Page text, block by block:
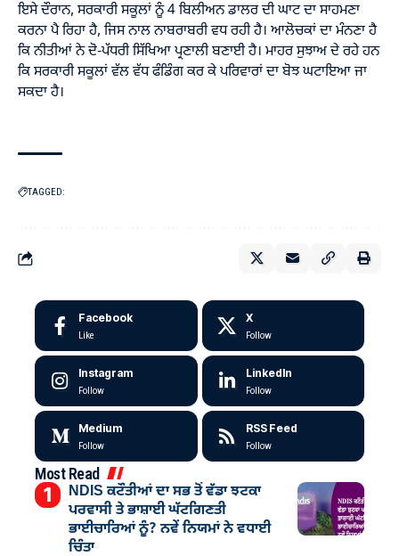
ਇਸੇ ਦੌਰਾਨ, ਸਰਕਾਰੀ ਸਕੂਲਾਂ ਨੂੰ 4 ਬਿਲੀਅਨ ਡਾਲਰ ਦੀ ਘਾਟ ਦਾ ਸਾਹਮਣਾ
ਕਰਨਾ ਪੈ ਰਿਹਾ ਹੈ, ਜਿਸ ਨਾਲ ਨਾਬਰਾਬਰੀ ਵਧ ਰਹੀ ਹੈ। ਆਲੋਚਕਾਂ ਦਾ ਮੰਨਣਾ ਹੈ
ਕਿ ਨੀਤੀਆਂ ਨੇ ਦੋ-ਪੱਧਰੀ ਸਿੱਖਿਆ ਪ੍ਰਣਾਲੀ ਬਣਾਈ ਹੈ। ਮਾਹਰ ਸੁਝਾਅ ਦੇ ਰਹੇ ਹਨ
ਕਿ ਸਰਕਾਰੀ ਸਕੂਲਾਂ ਵੱਲ ਵੱਧ ਫੰਡਿੰਗ ਕਰ ਕੇ ਪਰਿਵਾਰਾਂ ਦਾ ਬੋਝ ਘਟਾਇਆ ਜਾ
ਸਕਦਾ ਹੈ।
TAGGED:
Facebook
Like
X
Follow
Instagram
Follow
LinkedIn
Follow
Medium
Follow
RSS Feed
Follow
Most Read
NDIS ਕਟੌਤੀਆਂ ਦਾ ਸਭ ਤੋਂ ਵੱਡਾ ਝਟਕਾ
ਪਰਵਾਸੀ ਤੇ ਭਾਸ਼ਾਈ ਘੱਟਗਿਣਤੀ
ਭਾਈਚਾਰਿਆਂ ਨੂੰ? ਨਵੇਂ ਨਿਯਮਾਂ ਨੇ ਵਧਾਈ
ਚਿੰਤਾ